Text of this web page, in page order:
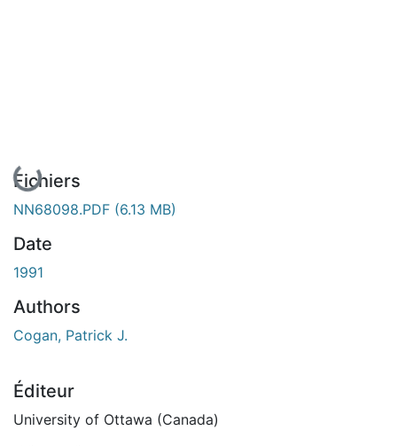
En cours de chargement...
Fichiers
NN68098.PDF (6.13 MB)
Date
1991
Authors
Cogan, Patrick J.
Éditeur
University of Ottawa (Canada)